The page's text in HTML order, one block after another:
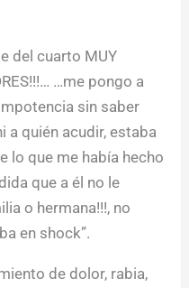
del cuarto MUY
…me pongo a
sin saber
a quién acudir, estaba
lo que me había hecho
que a él no le
o hermana!!!, no
en shock”.
de dolor, rabia,